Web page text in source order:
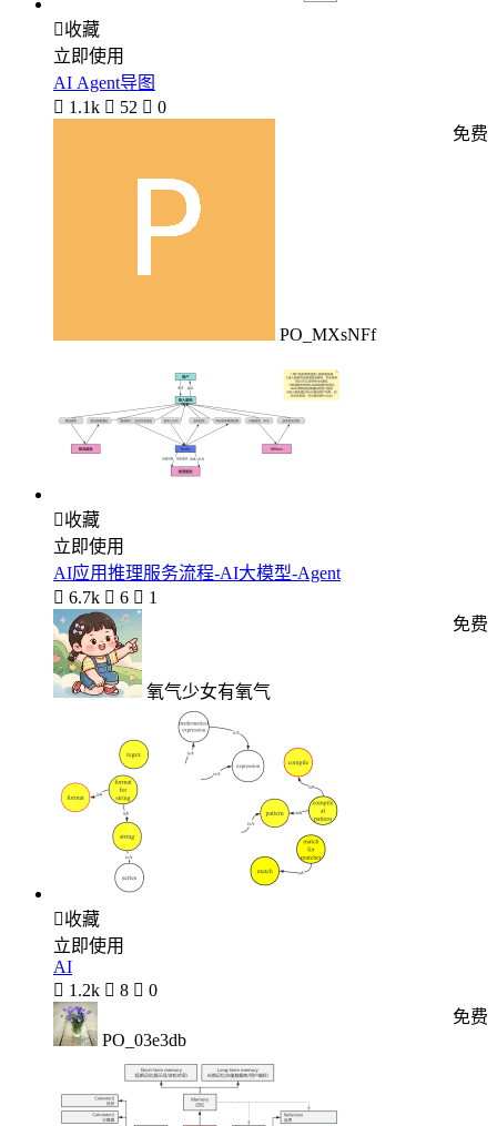
收藏
立即使用
AI Agent导图
 1.1k  52  0
PO_MXsNFf
免费
收藏
立即使用
AI应用推理服务流程-AI大模型-Agent
 6.7k  6  1
氧气少女有氧气
免费
收藏
立即使用
AI
 1.2k  8  0
PO_03e3db
免费